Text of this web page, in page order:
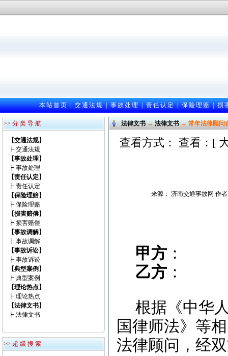
本站首页|交通法规|事故处理|责任认定|保险理赔|损
>> 分 类 导 航
【交通法规】
┝ 交通法规
【事故处理】
┝ 事故处理
【责任认定】
┝ 责任认定
【保险理赔】
┝ 保险理赔
【损害赔偿】
┝ 损害赔偿
【事故调解】
┝ 事故调解
【事故诉讼】
┝ 事故诉讼
【典型案例】
┝ 典型案例
【理论热点】
┝ 理论热点
【法律文书】
┝ 法律文书
>> 超 级 搜 索
法律文书→法律文书→ 常年法律顾问
查看方式： 查看：[
来源： 济南交通事故网 作
甲方：
乙方：
根据《中华
国律师法》等
法律顾问，经